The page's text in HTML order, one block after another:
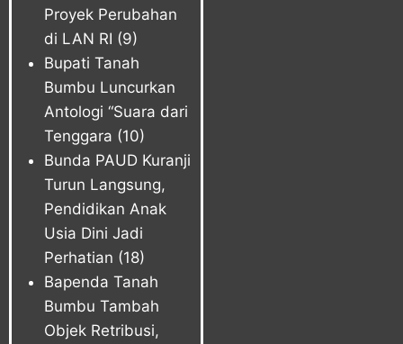
Proyek Perubahan
di LAN RI (9)
Bupati Tanah
Bumbu Luncurkan
Antologi “Suara dari
Tenggara (10)
Bunda PAUD Kuranji
Turun Langsung,
Pendidikan Anak
Usia Dini Jadi
Perhatian (18)
Bapenda Tanah
Bumbu Tambah
Objek Retribusi,